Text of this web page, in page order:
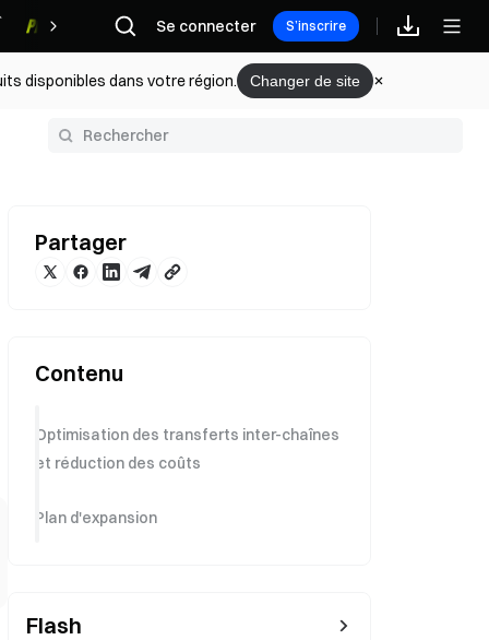
Récompenses
Se connecter S’inscrire
disponibles dans votre région. Changer de site
Partager
Contenu
Optimisation des transferts inter-chaînes
et réduction des coûts
Plan d'expansion
Flash